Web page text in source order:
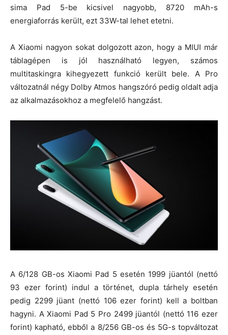
sima Pad 5-be kicsivel nagyobb, 8720 mAh-s
energiaforrás került, ezt 33W-tal lehet etetni.
A Xiaomi nagyon sokat dolgozott azon, hogy a MIUI már
táblagépen is jól használható legyen, számos
multitaskingra kihegyezett funkció került bele. A Pro
változatnál négy Dolby Atmos hangszóró pedig oldalt adja
az alkalmazásokhoz a megfelelő hangzást.
A 6/128 GB-os Xiaomi Pad 5 esetén 1999 jüantól (nettó
93 ezer forint) indul a történet, dupla tárhely esetén
pedig 2299 jüant (nettó 106 ezer forint) kell a boltban
hagyni. A Xiaomi Pad 5 Pro 2499 jüantól (nettó 116 ezer
forint) kapható, ebből a 8/256 GB-os és 5G-s topváltozat